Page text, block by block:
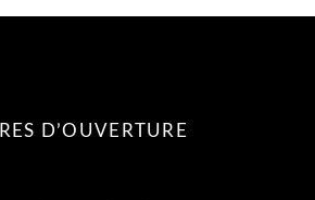
D’OUVERTURE